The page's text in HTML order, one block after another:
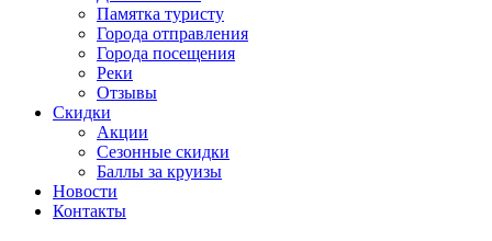
Памятка туристу
Города отправления
Города посещения
Реки
Отзывы
Скидки
Акции
Сезонные скидки
Баллы за круизы
Новости
Контакты